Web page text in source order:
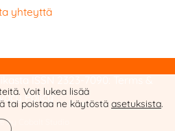
yhteyttä
Policy
by Cobalt Studio
Voit lukea lisää
tai poistaa ne käytöstä asetuksista.